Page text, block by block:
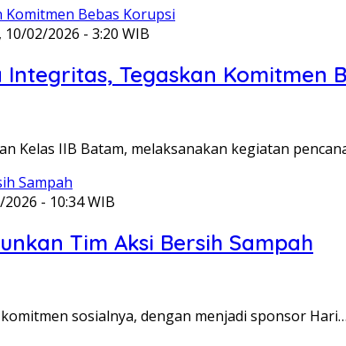
10/02/2026 - 3:20 WIB
Tegaskan Komitmen
Kelas IIB Batam, melaksanakan kegiatan
- 10:34 WIB
Tim Aksi Bersih Sampah
sosialnya, dengan menjadi sponsor Hari…